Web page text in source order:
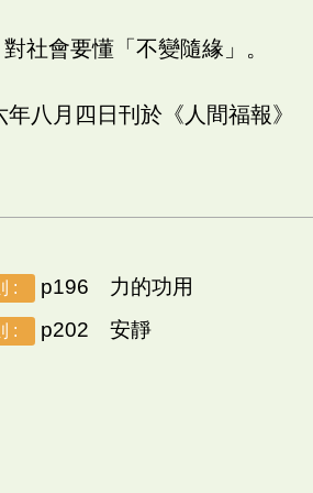
社會要懂「不變隨緣」。
八月四日刊於《人間福報》
: p196 力的功用
: p202 安靜